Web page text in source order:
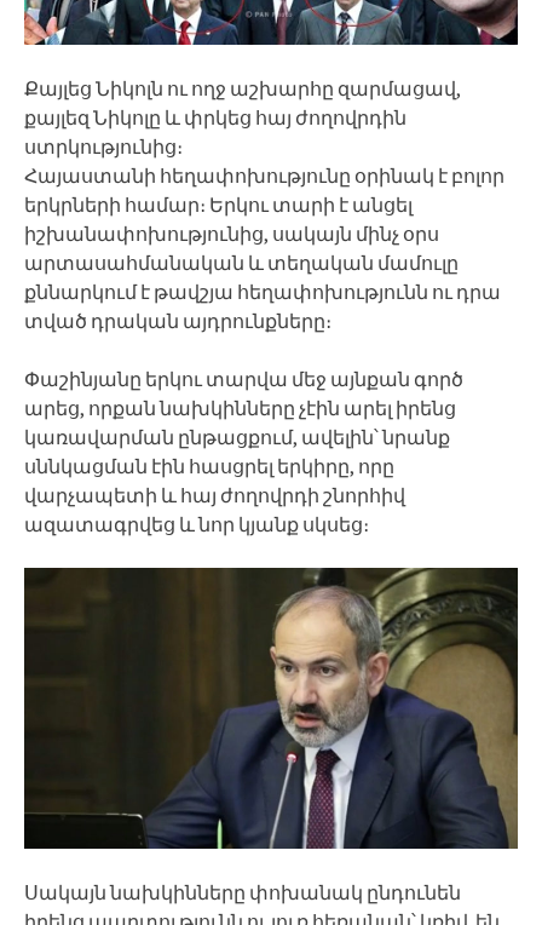
Քայլեց Նիկոլն ու ողջ աշխարհը զարմացավ,
քայլեզ Նիկոլը և փրկեց հայ ժողովրդին
ստրկությունից։
Հայաստանի հեղափոխությունը օրինակ է բոլոր
երկրների համար։ Երկու տարի է անցել
իշխանափոխությունից, սակայն մինչ օրս
արտասահմանական և տեղական մամուլը
քննարկում է թավշյա հեղափոխությունն ու դրա
տված դրական այդրունքները։
Փաշինյանը երկու տարվա մեջ այնքան գործ
արեց, որքան նախկինները չէին արել իրենց
կառավարման ընթացքում, ավելին՝ նրանք
սննկացման էին հասցրել երկիրը, որը
վարչապետի և հայ ժողովրդի շնորհիվ
ազատագրվեց և նոր կյանք սկսեց։
Սակայն նախկինները փոխանակ ընդունեն